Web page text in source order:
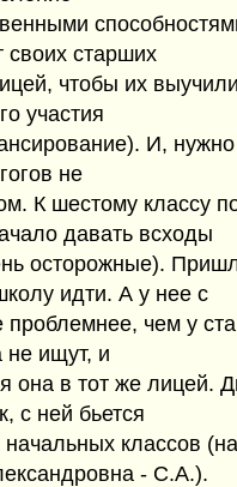
своих старших
чтобы их
участия
И, нужно
не
К шестому классу
давать всходы
осторожные).
идти. А у нее с
проблемнее, чем у
не ищут, и
она в тот же лицей.
с ней бьется
начальных классов
- С.А.).